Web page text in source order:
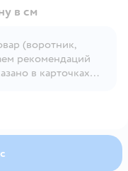
вопрос
в см
(воротник,
рекомендаций
в карточках
ребёнка.